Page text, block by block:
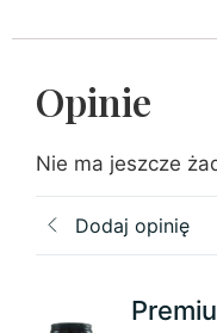
Opinie
Nie ma jeszcze
Dodaj opinię